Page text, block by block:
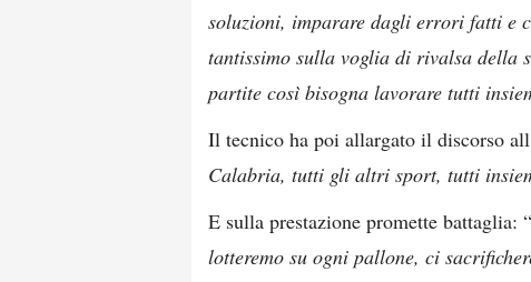
soluzioni, imparare dagli errori fatti e
tantissimo sulla voglia di rivalsa della
partite così bisogna lavorare tutti
Il tecnico ha poi allargato il discorso
Calabria, tutti gli altri sport, tutti
E sulla prestazione promette battaglia: “
lotteremo su ogni pallone, ci